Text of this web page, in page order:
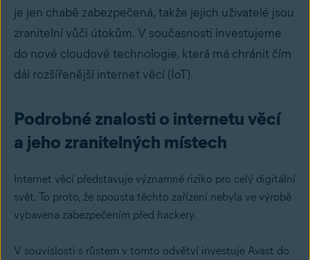
je jen chabě zabezpečená, takže jejich uživatelé jsou
zranitelní vůči útokům. V současnosti investujeme
do nové cloudové technologie, která má chránit čím
dál rozšířenější internet věcí (IoT).
Podrobné znalosti o internetu věcí
a jeho zranitelných místech
Internet věcí představuje významné riziko pro celý digitální
svět. To proto, že spousta těchto zařízení nebyla ve výrobě
vybavena zabezpečením před hackery.
V souvislosti s růstem v tomto odvětví investuje Avast do